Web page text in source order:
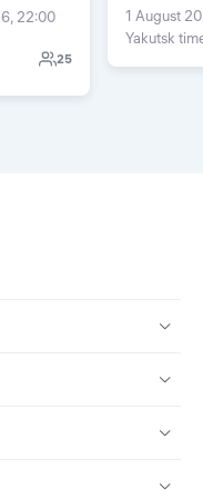
22:00
25
1 August
Yakutsk